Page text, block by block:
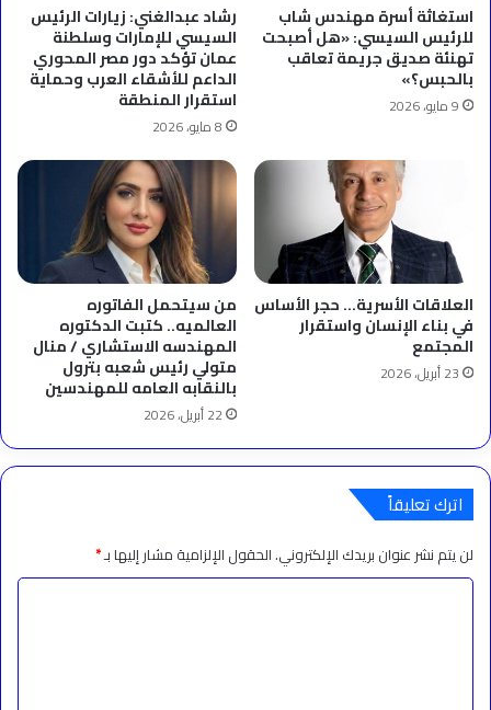
استغاثة أسرة مهندس شاب
للرئيس السيسي: «هل أصبحت
تهنئة صديق جريمة تعاقب
بالحبس؟»
9 مايو، 2026
رشاد عبدالغني: زيارات الرئيس
السيسي للإمارات وسلطنة
عمان تؤكد دور مصر المحوري
الداعم للأشقاء العرب وحماية
استقرار المنطقة
8 مايو، 2026
العلاقات الأسرية… حجر الأساس
في بناء الإنسان واستقرار
المجتمع
23 أبريل، 2026
من سيتحمل الفاتوره
العالميه.. كتبت الدكتوره
المهندسه الاستشاري / منال
متولي رئيس شعبه بترول
بالنقابه العامه للمهندسين
22 أبريل، 2026
اترك تعليقاً
لن يتم نشر عنوان بريدك الإلكتروني.الحقول الإلزامية مشار إليها بـ*